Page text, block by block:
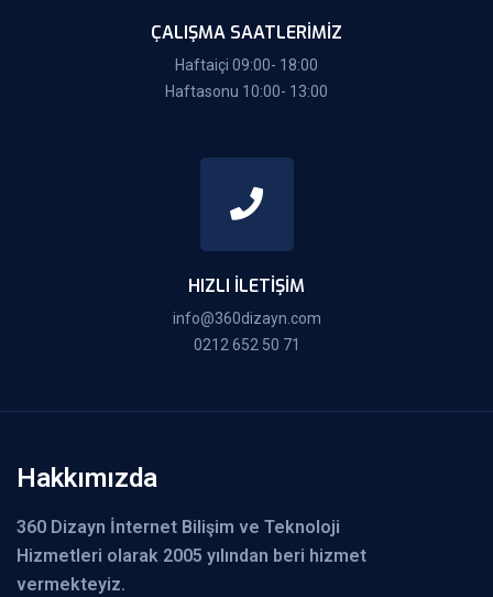
ÇALIŞMA SAATLERIMIZ
Haftaiçi 09:00- 18:00
Haftasonu 10:00- 13:00
HIZLI İLETIŞIM
info@360dizayn.com
0212 652 50 71
Hakkımızda
360 Dizayn İnternet Bilişim ve Teknoloji
Hizmetleri olarak 2005 yılından beri hizmet
vermekteyiz.